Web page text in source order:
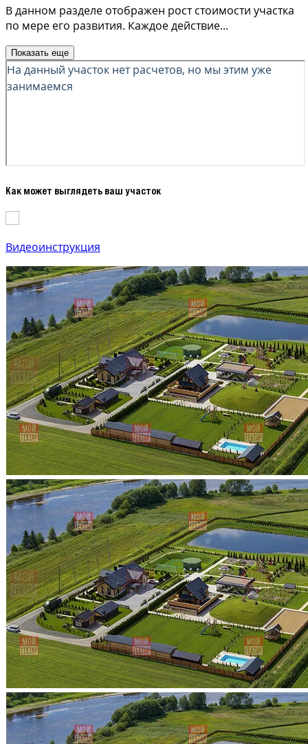
В данном разделе отображен рост стоимости участка
по мере его развития. Каждое действие...
Показать еще
Как может выглядеть ваш участок
Видеоинструкция